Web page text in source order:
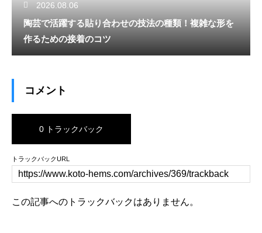
2026.08.06
陶芸で活躍する貼り合わせの技法の種類！複雑な形を
作るための接着のコツ
コメント
0 トラックバック
トラックバックURL
この記事へのトラックバックはありません。